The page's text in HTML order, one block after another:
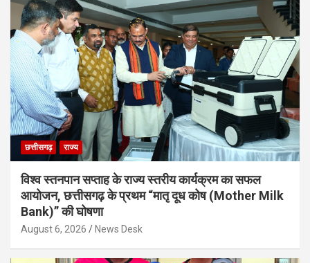
छत्तीसगढ़ राज्य
विश्व स्तनपान सप्ताह के राज्य स्तरीय कार्यक्रम का सफल
आयोजन, छत्तीसगढ़ के प्रथम “मातृ दूध कोष (Mother Milk
Bank)” की घोषणा
August 6, 2026 News Desk